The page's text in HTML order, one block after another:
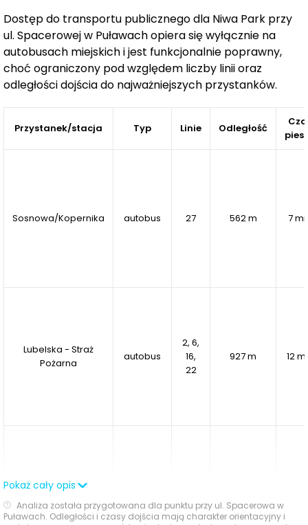
dyspozycji bezpiecznyplac zabaw,a całe osiedle
zostało zaprojektowane z uwzględnieniem nowoczesnej
architektury i wysokiej jakości wykończenia części
wspólnych. Dla dodatkowego bezpieczeństwa
mieszkańców teren osiedla zostałogrodzony.
łączy bliskość miejskiego życia z możliwością
kontaktu z przyrodą. Osiedle położone jestw
sąsiedztwie terenów leśnych,co sprawia, że
Inwestycja realizowana przez Żagiel Dom wykorzystuje
Dostęp do transportu publicznego dla Niwa Park przy
ul. Spacerowej w Puławach opiera się wyłącznie na
autobusach miejskich i jest funkcjonalnie poprawny,
choć ograniczony pod względem liczby linii oraz
odległości dojścia do najważniejszych przystanków.
Przystanek/stacja Typ Linie Odległość
Sosnowa/Kopernika autobus 27 562 m 7
Lubelska - Straż
Pożarna
autobus
2, 6,
16,
22
927 m 12
Ogrodowa
Pokaż cały opis
Analiza została przygotowana dla punktu przy ul. Spacerowa w
Puławach. Odległości i czasy dojścia mają charakter orientacyjny i